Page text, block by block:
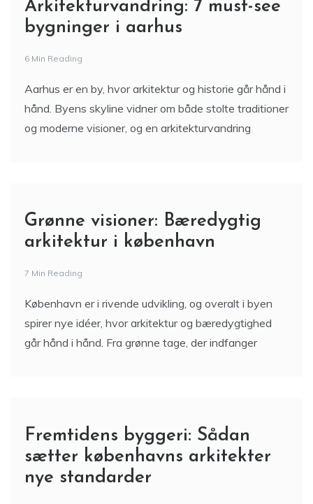
Arkitekturvandring: 7 must-see
bygninger i aarhus
6 Min Reading
Aarhus er en by, hvor arkitektur og historie går hånd i
hånd. Byens skyline vidner om både stolte traditioner
og moderne visioner, og en arkitekturvandring
Grønne visioner: Bæredygtig
arkitektur i københavn
7 Min Reading
København er i rivende udvikling, og overalt i byen
spirer nye idéer, hvor arkitektur og bæredygtighed
går hånd i hånd. Fra grønne tage, der indfanger
Fremtidens byggeri: Sådan
sætter københavns arkitekter
nye standarder